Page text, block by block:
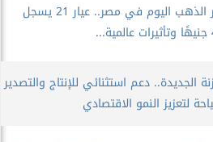
أسعار الذهب اليوم في مصر.. عيار 21 يسجل
الجديدة.. دعم استثنائي للإنتاج والتصدير
لتعزيز النمو الاقتصادي